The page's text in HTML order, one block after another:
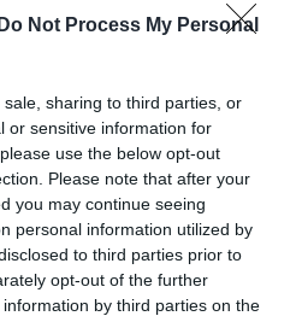
Do Not Process My Personal
sharing to third parties, or
or sensitive information for
use the below opt-out
Please note that after your
you may continue seeing
personal information utilized by
to third parties prior to
opt-out of the further
by third parties on the
Nippo din Abruzzo, cu
SportFair, Eduard
poate fi asociat marilor
Radu, Gheorghe Hagi și
în România! Eu
să ajung la nivelul lor! », a